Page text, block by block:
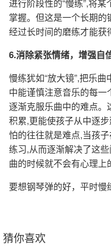
掌握。但这是一个长期的
经过长时间的磨练才能获
6.消除紧张情绪，增强自
慢练犹如“放大镜”,把乐
中能谨慎注意音乐的每
逐渐克服乐曲中的难点。
积累,更能使孩子从中逐
怕的往往就是难点,当孩
练习,从而逐渐解决了这
曲的时候就不会有心理上
要想钢琴弹的好，平时慢
猜你喜欢